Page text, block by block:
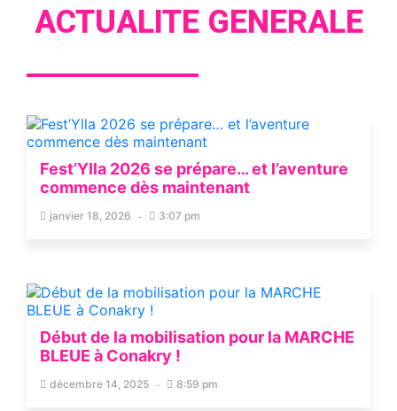
ACTUALITE GENERALE
Fest’Ylla 2026 se prépare… et l’aventure
commence dès maintenant
janvier 18, 2026 3:07 pm
Début de la mobilisation pour la MARCHE
BLEUE à Conakry !
décembre 14, 2025 8:59 pm